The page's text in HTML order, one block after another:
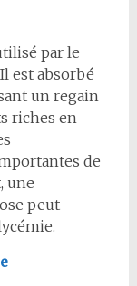
par le
est absorbé
un regain
riches en
de
une
peut